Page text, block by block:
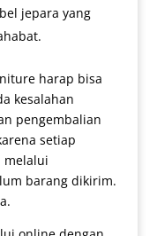
jepara yang
harap bisa
kesalahan
pengembalian
setiap
melalui
barang dikirim.